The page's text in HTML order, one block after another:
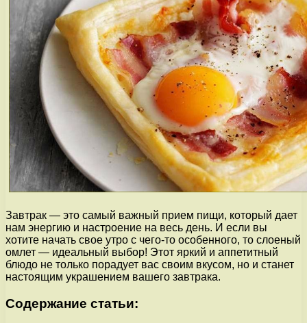
Завтрак — это самый важный прием пищи, который дает
нам энергию и настроение на весь день. И если вы
хотите начать свое утро с чего-то особенного, то слоеный
омлет — идеальный выбор! Этот яркий и аппетитный
блюдо не только порадует вас своим вкусом, но и станет
настоящим украшением вашего завтрака.
Содержание статьи: